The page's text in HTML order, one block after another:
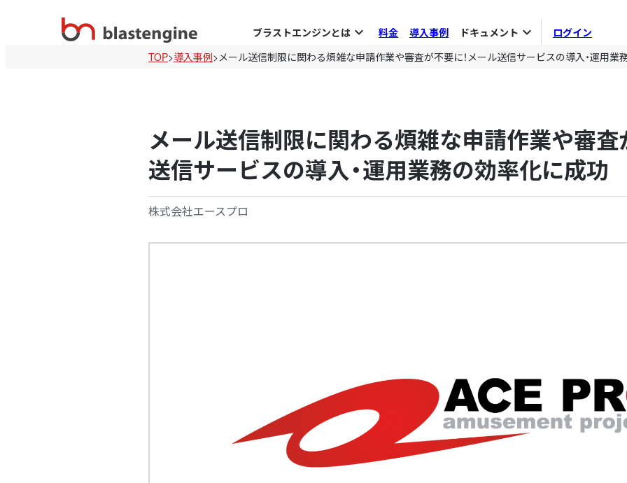
ブラストエンジンとは expand_more 料金 導入事例 ドキュメント expand_more
ログイン
TOP>導入事例>メール送信制限に関わる煩雑な申請作業や審査が不要に！メール送信サービスの導入・運用業
メール送信制限に関わる煩雑な申請作業や審査
送信サービスの導入・運用業務の効率化に成功
株式会社エースプロ